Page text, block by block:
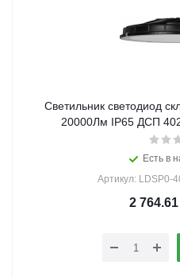
Светильник светодиод
20000Лм IP65 ДСП
Есть в
Артикул: LDSP0-
2 764.61